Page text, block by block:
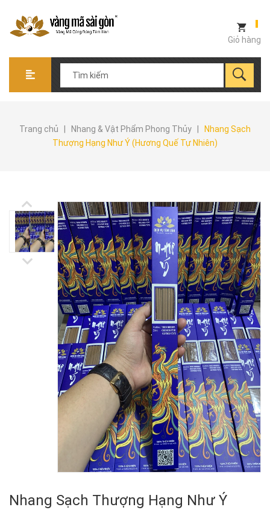
Giỏ hàng
Trang chủ Nhang & Vật Phẩm Phong Thủy
Nhang Sạch
Thượng Hạng Như Ý (Hương Quế Tự Nhiên)
Nhang Sạch Thượng Hạng Như Ý